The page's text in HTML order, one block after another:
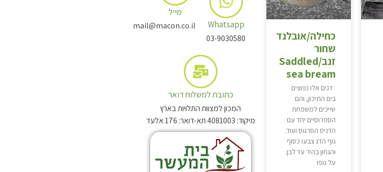
כחילה/אובלנד
שחור
זנב/Saddled
sea bream
דגים אלו נפוצים
בים התיכון, והם
שייכים למשפחת
הספרוסיים יחד עם
הדניס הסרגוס ועוד.
גוף הדג צבעו כסוף
והגחון בהיר עד לבן.
על גופו
Whatsapp
03-9030580
מייל
mail@macon.co.il
כתובת למשלוח דואר
המכון למצוות התלויות בארץ
מיקוד: 4081003 תא-דואר: 176 אלעד